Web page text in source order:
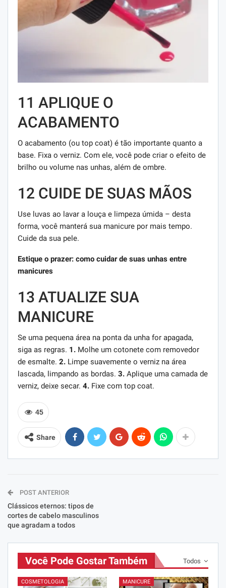
11 APLIQUE O
ACABAMENTO
O acabamento (ou top coat) é tão importante quanto a
base. Fixa o verniz. Com ele, você pode criar o efeito de
brilho ou volume nas unhas, além de ombre.
12 CUIDE DE SUAS MÃOS
Use luvas ao lavar a louça e limpeza úmida – desta
forma, você manterá sua manicure por mais tempo.
Cuide da sua pele.
Estique o prazer: como cuidar de suas unhas entre
manicures
13 ATUALIZE SUA
MANICURE
Se uma pequena área na ponta da unha for apagada,
siga as regras. 1. Molhe um cotonete com removedor
de esmalte. 2. Limpe suavemente o verniz na área
lascada, limpando as bordas. 3. Aplique uma camada de
verniz, deixe secar. 4. Fixe com top coat.
45
Share
POST ANTERIOR
Clássicos eternos: tipos de
cortes de cabelo masculinos
que agradam a todos
Todos
Você Pode Gostar Também
COSMETOLOGIA MANICURE